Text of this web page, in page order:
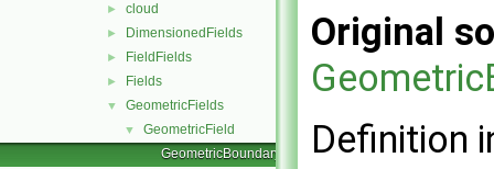
► cloud
► DimensionedFields
► FieldFields
► Fields
▼ GeometricFields
▼
GeometricField
GeometricBoundaryField.C
Original
Definition